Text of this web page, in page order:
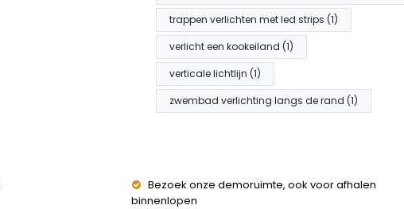
trappen verlichten met led strips (1)
verlicht een kookeiland (1)
verticale lichtlijn (1)
zwembad verlichting langs de rand (1)
Bezoek onze demoruimte, ook voor afhalen
binnenlopen